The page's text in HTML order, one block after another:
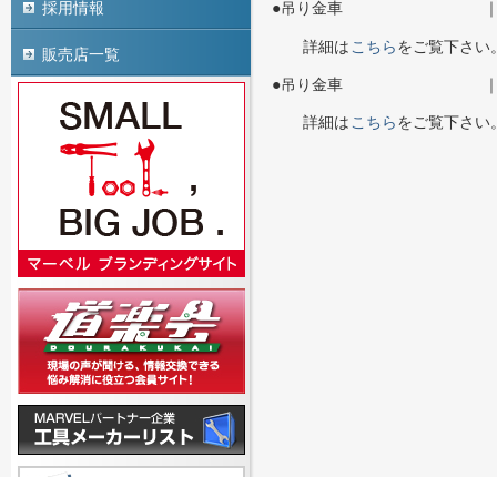
●吊り金車 ｜品
詳細は こちらをご覧下さい
●吊り金車 ｜品番
詳細はこちらをご覧下さい
採用情報
販売店一覧